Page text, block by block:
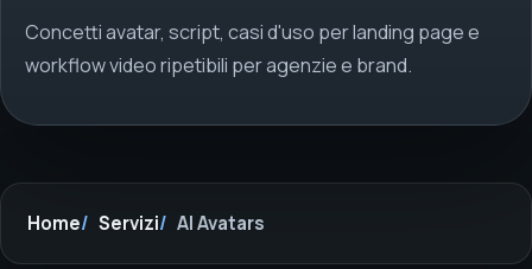
Concetti avatar, script, casi d'uso per landing page e
workflow video ripetibili per agenzie e brand.
Home Servizi AI Avatars